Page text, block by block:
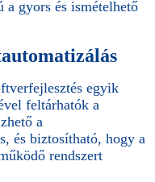
a gyors és ismételhető
egyik
feltárhatók a
a
és biztosítható, hogy a
rendszert